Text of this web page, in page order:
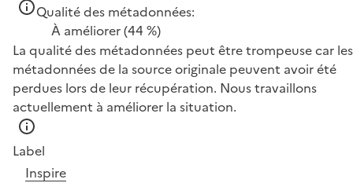
Qualité des métadonnées:
À améliorer(44 %)
La qualité des métadonnées peut être trompeuse car les
métadonnées de la source originale peuvent avoir été
perdues lors de leur récupération. Nous travaillons
actuellement à améliorer la situation.
Label
Inspire